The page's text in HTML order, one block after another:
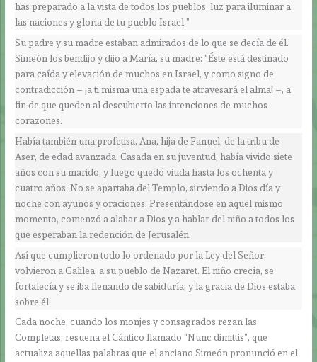
has preparado a la vista de todos los pueblos, luz para iluminar a
las naciones y gloria de tu pueblo Israel.”
Su padre y su madre estaban admirados de lo que se decía de él.
Simeón los bendijo y dijo a María, su madre: “Éste está destinado
para caída y elevación de muchos en Israel, y como signo de
contradicción – ¡a ti misma una espada te atravesará el alma! –, a
fin de que queden al descubierto las intenciones de muchos
corazones.
Había también una profetisa, Ana, hija de Fanuel, de la tribu de
Aser, de edad avanzada. Casada en su juventud, había vivido siete
años con su marido, y luego quedó viuda hasta los ochenta y
cuatro años. No se apartaba del Templo, sirviendo a Dios día y
noche con ayunos y oraciones. Presentándose en aquel mismo
momento, comenzó a alabar a Dios y a hablar del niño a todos los
que esperaban la redención de Jerusalén.
Así que cumplieron todo lo ordenado por la Ley del Señor,
volvieron a Galilea, a su pueblo de Nazaret. El niño crecía, se
fortalecía y se iba llenando de sabiduría; y la gracia de Dios estaba
sobre él.
Cada noche, cuando los monjes y consagrados rezan las
Completas, resuena el Cántico llamado “Nunc dimittis”, que
actualiza aquellas palabras que el anciano Simeón pronunció en el